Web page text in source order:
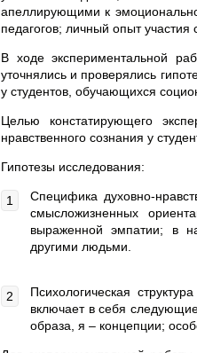
апеллирующими к
педагогов; личный опыт участия
В ходе экспериментальной
уточнялись и проверялись
у студентов, обучающихся
Целью
констатирующего
нравственного сознания у
Гипотезы исследования:
Специфика духовно-
смысложизненных
выраженной эмпатии; в
другими людьми.
Психологическая
включает в себя
образа, я – концепции;